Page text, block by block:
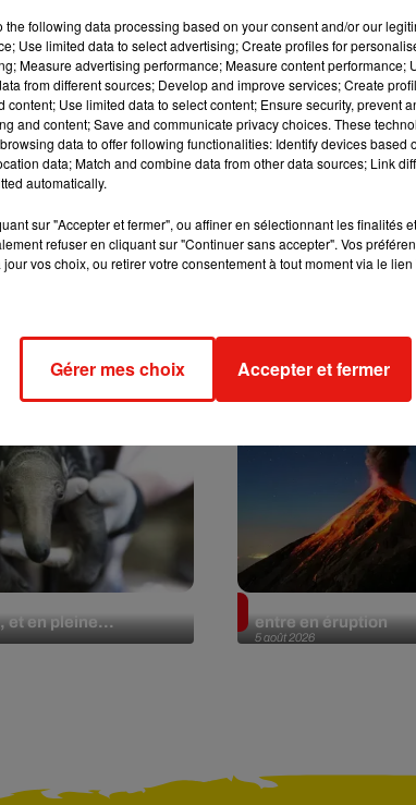
Benny Blanco invite Selena Gomez et Becky G sur
son nouveau single
et en pleine...
5 août 2026
entre en éruption
the following data processing based on your consent and/or our
Use limited data to select advertising; Create profiles for
Measure advertising performance; Measure content performance;
from different sources; Develop and improve services; Create
Use limited data to select content; Ensure security, prevent
and content; Save and communicate privacy choices. These
data to offer following functionalities: Identify devices based
data; Match and combine data from other data sources; Link
automatically.
sur "Accepter et fermer", ou affiner en sélectionnant les finalités
refuser en cliquant sur "Continuer sans accepter". Vos
vos choix, ou retirer votre consentement à tout moment via le
Gérer mes choix Accepter et fermer